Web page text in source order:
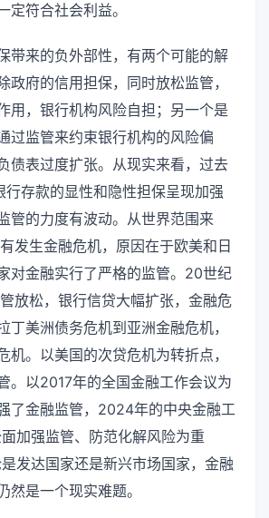
定符合社会利益。
带来的负外部性，有两个可能的解
政府的信用担保，同时放松监管，
用，银行机构风险自担；另一个是
过监管来约束银行机构的风险偏
债表过度扩张。从现实来看，过去
行存款的显性和隐性担保呈现加强
管的力度有波动。从世界范围来
发生金融危机，原因在于欧美和日
对金融实行了严格的监管。20世纪
放松，银行信贷大幅扩张，金融危
丁美洲债务危机到亚洲金融危机，
机。以美国的次贷危机为转折点，
。以2017年的全国金融工作会议为
了金融监管，2024年的中央金融工
加强监管、防范化解风险为重
发达国家还是新兴市场国家，金融
然是一个现实难题。